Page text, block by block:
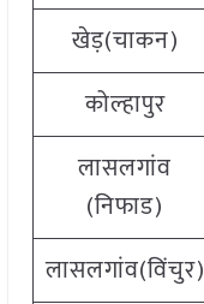
खेड़(चाकन)
कोल्हापुर
लासलगांव
(निफाड)
लासलगांव(विंचुर)